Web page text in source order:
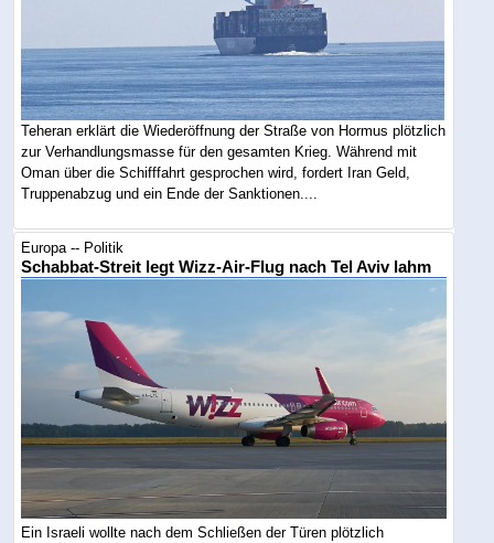
Teheran erklärt die Wiederöffnung der Straße von Hormus plötzlich
zur Verhandlungsmasse für den gesamten Krieg. Während mit
Oman über die Schifffahrt gesprochen wird, fordert Iran Geld,
Truppenabzug und ein Ende der Sanktionen....
Europa -- Politik
Schabbat-Streit legt Wizz-Air-Flug nach Tel Aviv lahm
Ein Israeli wollte nach dem Schließen der Türen plötzlich